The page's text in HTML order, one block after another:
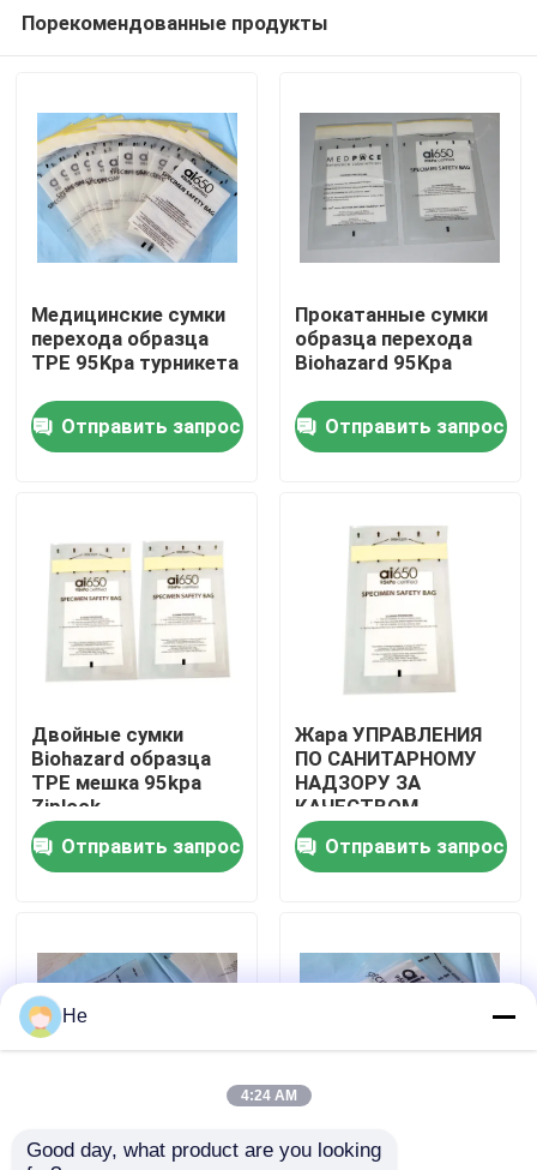
Продукты
Видеозаписи
Экскурсия по заводу
Контроль качества
Запросите цитату
сумка перехода образца 95кПа
Порекомендованные продукты
Медицинские сумки
перехода образца
TPE 95Kpa турникета
Отправить запрос
Прокатанные сумки
образца перехода
Biohazard 95Kpa
Отправить запрос
Двойные сумки
Biohazard образца
TPE мешка 95kpa
Ziplock
Отправить запрос
Жара УПРАВЛЕНИЯ
ПО САНИТАРНОМУ
НАДЗОРУ ЗА
КАЧЕСТВОМ
ПИЩЕВЫХ
ПРОДУКТОВ И
МЕДИКАМЕНТОВ -
уплотнения
медицинская
Отправить запрос
барьер TPE
Биологический
He
4:24 AM
Good day, what product are you looking